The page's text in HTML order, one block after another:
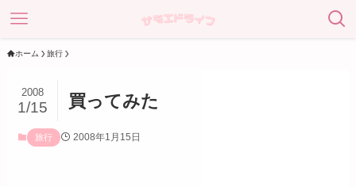
ホーム 旅行
買ってみた
2008
1/15
旅行 2008年1月15日